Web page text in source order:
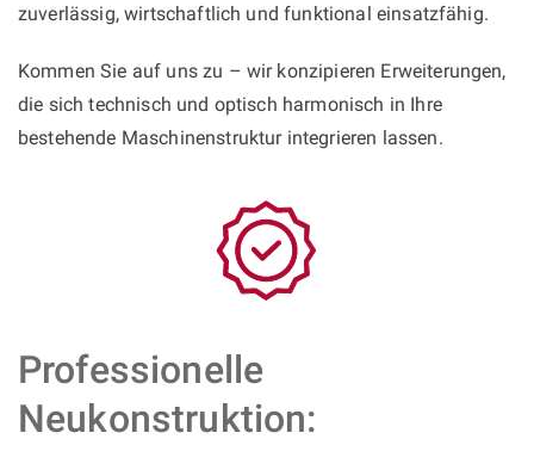
zuverlässig, wirtschaftlich und funktional einsatzfähig.
Kommen Sie auf uns zu – wir konzipieren Erweiterungen,
die sich technisch und optisch harmonisch in Ihre
bestehende Maschinenstruktur integrieren lassen.
Professionelle
Neukonstruktion: